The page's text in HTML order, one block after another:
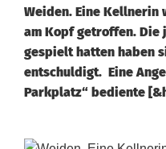
Weiden. Eine Kellnerin
am Kopf getroffen. Die
gespielt hatten haben
entschuldigt. Eine
Parkplatz“ bediente